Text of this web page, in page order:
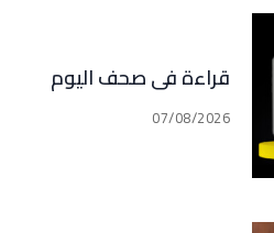
قراءة في صحف اليوم
07/08/2026